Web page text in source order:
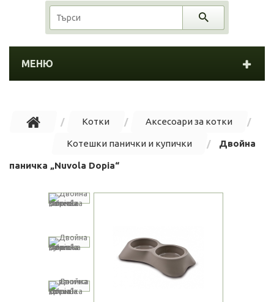
МЕНЮ
Котки Аксесоари за котки
Котешки панички и купички Двойна
паничка „Nuvola Dopia“